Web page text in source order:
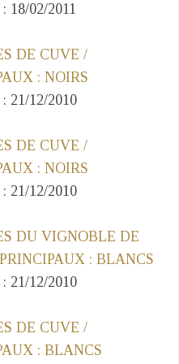
18/02/2011
DE CUVE /
: NOIRS
21/12/2010
DE CUVE /
: NOIRS
21/12/2010
DU VIGNOBLE DE
: BLANCS
21/12/2010
DE CUVE /
: BLANCS